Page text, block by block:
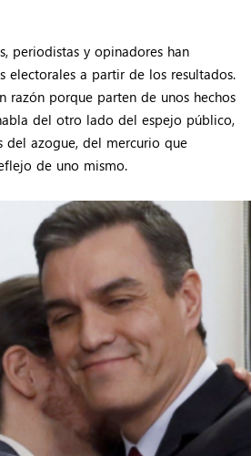
periodistas y opinadores han
electorales a partir de los resultados.
razón porque parten de unos hechos
del otro lado del espejo público,
del azogue, del mercurio que
de uno mismo.